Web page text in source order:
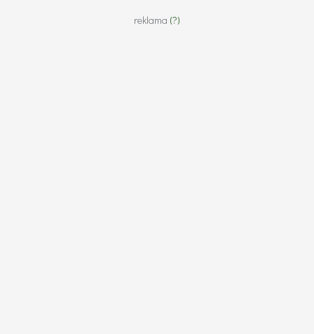
reklama (?)